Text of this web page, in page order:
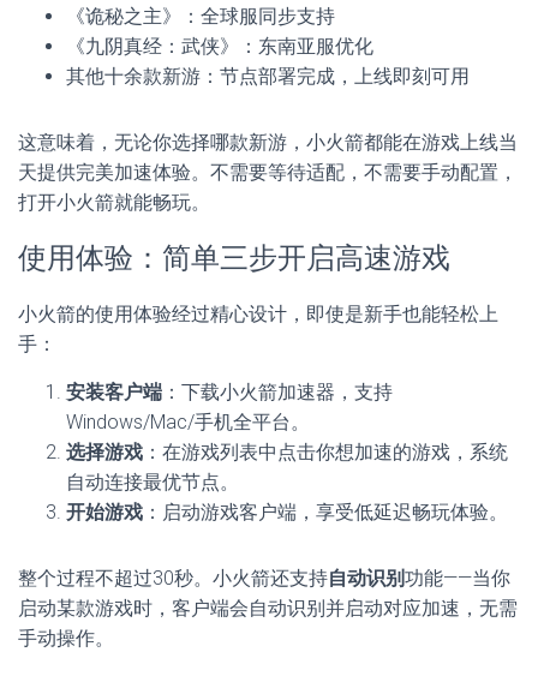
《诡秘之主》：全球服同步支持
《九阴真经：武侠》：东南亚服优化
其他十余款新游：节点部署完成，上线即刻可用
这意味着，无论你选择哪款新游，小火箭都能在游戏上线当
天提供完美加速体验。不需要等待适配，不需要手动配置，
打开小火箭就能畅玩。
使用体验：简单三步开启高速游戏
小火箭的使用体验经过精心设计，即使是新手也能轻松上
手：
安装客户端 ：下载小火箭加速器，支持
Windows/Mac/手机全平台。
选择游戏 ：在游戏列表中点击你想加速的游戏，系统
自动连接最优节点。
开始游戏 ：启动游戏客户端，享受低延迟畅玩体验。
整个过程不超过30秒。小火箭还支持自动识别功能——当你
启动某款游戏时，客户端会自动识别并启动对应加速，无需
手动操作。